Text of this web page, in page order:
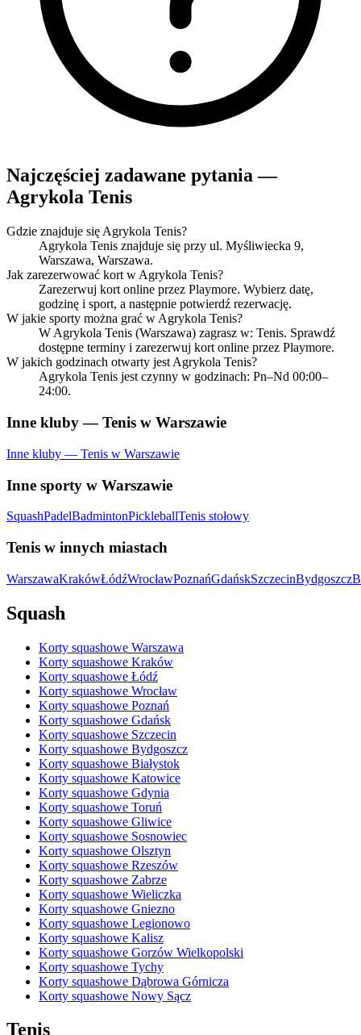
Najczęściej zadawane pytania —
Agrykola Tenis
Gdzie znajduje się Agrykola Tenis?
Agrykola Tenis znajduje się przy ul. Myśliwiecka 9,
Warszawa, Warszawa.
Jak zarezerwować kort w Agrykola Tenis?
Zarezerwuj kort online przez Playmore. Wybierz datę,
godzinę i sport, a następnie potwierdź rezerwację.
W jakie sporty można grać w Agrykola Tenis?
W Agrykola Tenis (Warszawa) zagrasz w: Tenis. Sprawdź
dostępne terminy i zarezerwuj kort online przez Playmore.
W jakich godzinach otwarty jest Agrykola Tenis?
Agrykola Tenis jest czynny w godzinach: Pn–Nd 00:00–
24:00.
Inne kluby — Tenis w Warszawie
Inne kluby — Tenis w Warszawie
Inne sporty w Warszawie
SquashPadelBadmintonPickleballTenis stołowy
Tenis w innych miastach
WarszawaKrakówŁódźWrocławPoznańGdańskSzczecinBydgoszcz
Squash
Korty squashowe Warszawa
Korty squashowe Kraków
Korty squashowe Łódź
Korty squashowe Wrocław
Korty squashowe Poznań
Korty squashowe Gdańsk
Korty squashowe Szczecin
Korty squashowe Bydgoszcz
Korty squashowe Białystok
Korty squashowe Katowice
Korty squashowe Gdynia
Korty squashowe Toruń
Korty squashowe Gliwice
Korty squashowe Sosnowiec
Korty squashowe Olsztyn
Korty squashowe Rzeszów
Korty squashowe Zabrze
Korty squashowe Wieliczka
Korty squashowe Gniezno
Korty squashowe Legionowo
Korty squashowe Kalisz
Korty squashowe Gorzów Wielkopolski
Korty squashowe Tychy
Korty squashowe Dąbrowa Górnicza
Korty squashowe Nowy Sącz
Tenis